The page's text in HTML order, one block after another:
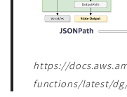
https://
functions/latest/